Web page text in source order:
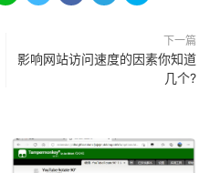
下一篇
影响网站访问速度的因素你知道
几个?